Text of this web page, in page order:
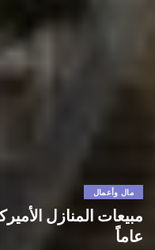
مال وأعمال
عاماً